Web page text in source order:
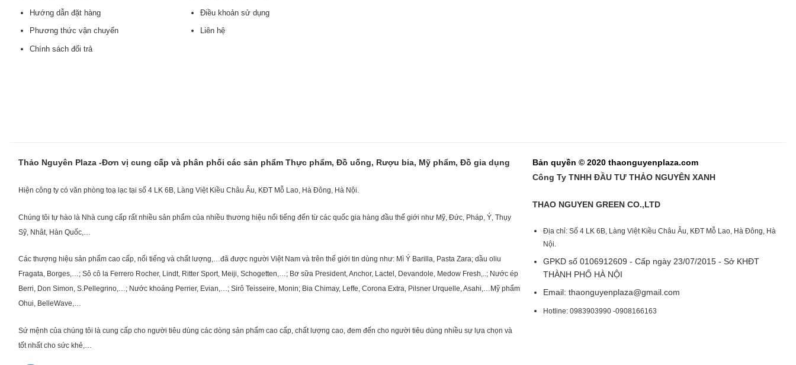
Hướng dẫn đặt hàng
Phương thức vận chuyển
Chính sách đổi trả
Điều khoản sử dụng
Liên hệ
Thảo Nguyên Plaza -Đơn vị cung cấp và phân phối các sản phẩm Thực phẩm, Đồ uống, Rượu bia, Mỹ phẩm, Đồ gia dụng
Hiện công ty có văn phòng toạ lạc tại số 4 LK 6B, Làng Việt Kiều Châu Âu, KĐT Mỗ Lao, Hà Đông, Hà Nội.
Chúng tôi tự hào là Nhà cung cấp rất nhiều sản phẩm của nhiều thương hiệu nổi tiếng đến từ các quốc gia hàng đầu thế giới như Mỹ, Đức, Pháp, Ý, Thụy
Sỹ, Nhât, Hàn Quốc,…
Các thượng hiệu sản phẩm cao cấp, nổi tiếng và chất lượng,…đã được người Việt Nam và trên thế giới tin dùng như: Mì Ý Barilla, Pasta Zara; dầu oliu
Fragata, Borges,…; Sô cô la Ferrero Rocher, Lindt, Ritter Sport, Meiji, Schogetten,…; Bơ sữa President, Anchor, Lactel, Devandole, Medow Fresh,..; Nước ép
Berri, Don Simon, S.Pellegrino,…; Nước khoáng Perrier, Evian,…; Sirô Teisseire, Monin; Bia Chimay, Leffe, Corona Extra, Pilsner Urquelle, Asahi,…Mỹ phẩm
Ohui, BelleWave,…
Sứ mệnh của chúng tôi là cung cấp cho người tiêu dùng các dòng sản phẩm cao cấp, chất lượng cao, đem đến cho người tiêu dùng nhiều sự lựa chọn và
tốt nhất cho sức khẻ,…
Bản quyền © 2020 thaonguyenplaza.com
Công Ty TNHH ĐẦU TƯ THẢO NGUYÊN XANH
THAO NGUYEN GREEN CO.,LTD
Địa chỉ: Số 4 LK 6B, Làng Việt Kiều Châu Âu, KĐT Mỗ Lao, Hà Đông, Hà
Nội.
GPKD số 0106912609 - Cấp ngày 23/07/2015 - Sở KHĐT
THÀNH PHỐ HÀ NỘI
Email:thaonguyenplaza@gmail.com
Hotline: 0983903990 -0908166163